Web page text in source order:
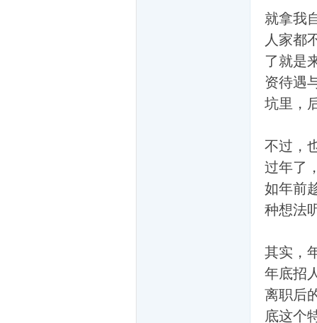
就拿我
人家都
了就是
资待遇
坑里，
不过，
过年了
如年前
种想法
其实，
年底招
离职后
底这个